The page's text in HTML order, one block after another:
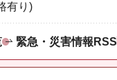
有り)
緊急・災害情報RSS